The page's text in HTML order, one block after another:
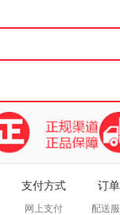
支付方式
网上支付
订
配送